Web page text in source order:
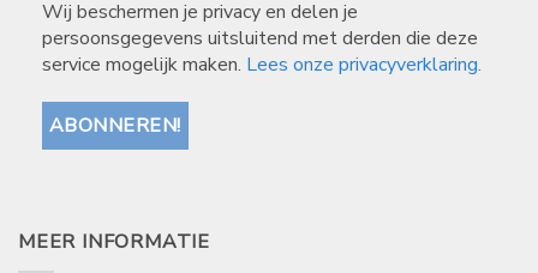
Wij beschermen je privacy en delen je
persoonsgegevens uitsluitend met derden die deze
service mogelijk maken. Lees onze privacyverklaring.
MEER INFORMATIE